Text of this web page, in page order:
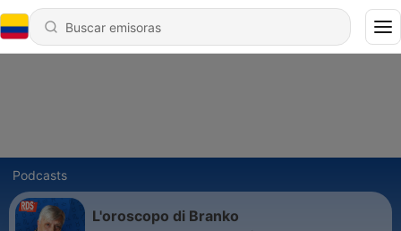
Podcasts
L'oroscopo di Branko